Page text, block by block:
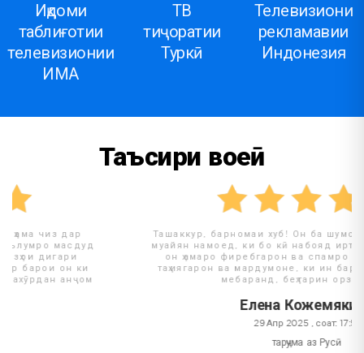
Иқдоми
таблиғотии
телевизионии
ИМА
ТВ
тиҷоратии
Туркӣ
Телевизиони
рекламавии
Индонезия
Таъсири воқеӣ
Ташаккур, барномаи хуб! Он ба шумо имкон медиҳад, ки
муайян намоед, ки бо кӣ набояд иртибот дошта бошед,
он ҳамаро фиребгарон ва спамро баст мекунад. Ба
таҳиягарон ва мардумоне, ки ин барномаро истифода
мебаранд, беҳтарин орзуи ман!
Елена Кожемякина
29 Апр 2025 , соат: 17:51